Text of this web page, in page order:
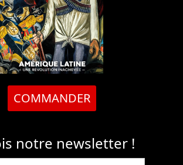
COMMANDER
notre newsletter !